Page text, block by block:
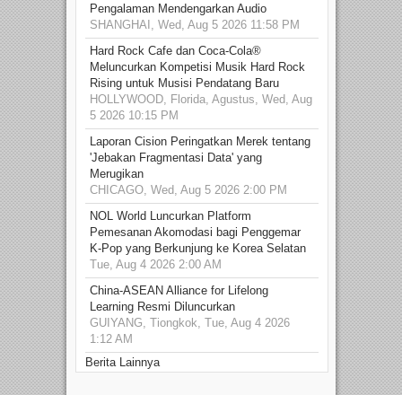
Pengalaman Mendengarkan Audio
SHANGHAI, Wed, Aug 5 2026 11:58 PM
Hard Rock Cafe dan Coca-Cola®
Meluncurkan Kompetisi Musik Hard Rock
Rising untuk Musisi Pendatang Baru
HOLLYWOOD, Florida, Agustus, Wed, Aug
5 2026 10:15 PM
Laporan Cision Peringatkan Merek tentang
'Jebakan Fragmentasi Data' yang
Merugikan
CHICAGO, Wed, Aug 5 2026 2:00 PM
NOL World Luncurkan Platform
Pemesanan Akomodasi bagi Penggemar
K-Pop yang Berkunjung ke Korea Selatan
Tue, Aug 4 2026 2:00 AM
China-ASEAN Alliance for Lifelong
Learning Resmi Diluncurkan
GUIYANG, Tiongkok, Tue, Aug 4 2026
1:12 AM
Berita Lainnya